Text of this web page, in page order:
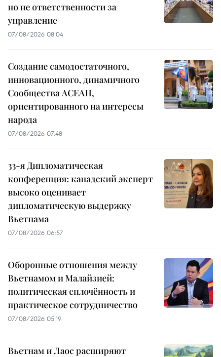
но не ответственности за
управление
07/08/2026 08:04
Создание самодостаточного,
инновационного, динамичного
Сообщества АСЕАН,
ориентированного на интересы
народа
07/08/2026 07:48
33-я Дипломатическая
конференция: канадский эксперт
высоко оценивает
дипломатическую выдержку
Вьетнама
07/08/2026 06:57
Оборонные отношения между
Вьетнамом и Малайзией:
политическая сплочённость и
практическое сотрудничество
07/08/2026 05:19
Вьетнам и Лаос расширяют